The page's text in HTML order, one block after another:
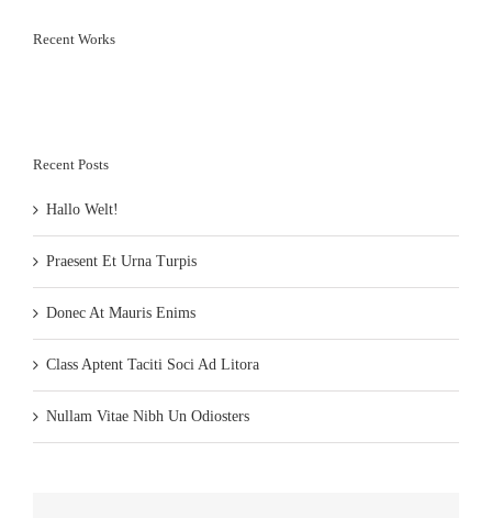
Recent Works
Recent Posts
Hallo Welt!
Praesent Et Urna Turpis
Donec At Mauris Enims
Class Aptent Taciti Soci Ad Litora
Nullam Vitae Nibh Un Odiosters